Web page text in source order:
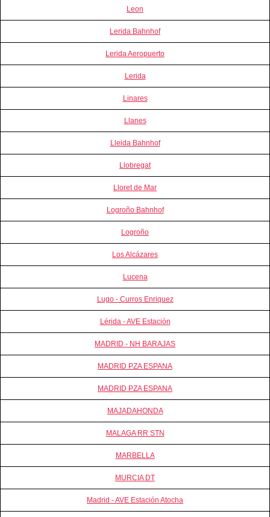
Leon
Lerida Bahnhof
Lerida Aeropuerto
Lerida
Linares
Llanes
Lleida Bahnhof
Llobregat
Lloret de Mar
Logroño Bahnhof
Logroño
Los Alcázares
Lucena
Lugo - Curros Enriquez
Lérida - AVE Estación
MADRID - NH BARAJAS
MADRID PZA ESPANA
MADRID PZA ESPANA
MAJADAHONDA
MALAGA RR STN
MARBELLA
MURCIA DT
Madrid - AVE Estación Atocha